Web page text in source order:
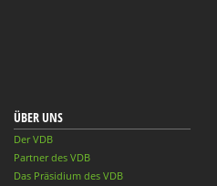
ÜBER UNS
Der VDB
Partner des VDB
Das Präsidium des VDB